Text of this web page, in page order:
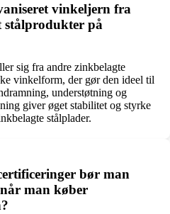
vinkeljern fra
stålprodukter på
sig fra andre zinkbelagte
vinkelform, der gør den ideel til
understøtning og
giver øget stabilitet og styrke
stålplader.
bør man
man køber